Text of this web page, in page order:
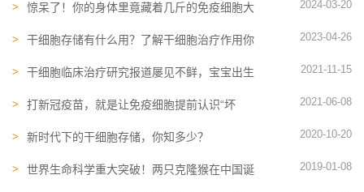
惊呆了！你的身体里竟藏着几斤的免疫细胞大
2024-03-20
干细胞存储有什么用？了解干细胞治疗作用你
2023-04-26
干细胞临床治疗研究报道屡见不鲜，宝宝出生
2021-11-15
打新冠疫苗，就是让免疫细胞提前认识“坏
2021-06-08
新时代下的干细胞存储，你知多少？ 2020-10-20
世界生命科学重大突破！两只克隆猴在中国诞
2019-01-08